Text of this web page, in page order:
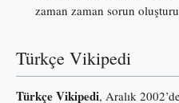
zaman zaman sorun
Türkçe Vikipedi
Türkçe Vikipedi, Aralık